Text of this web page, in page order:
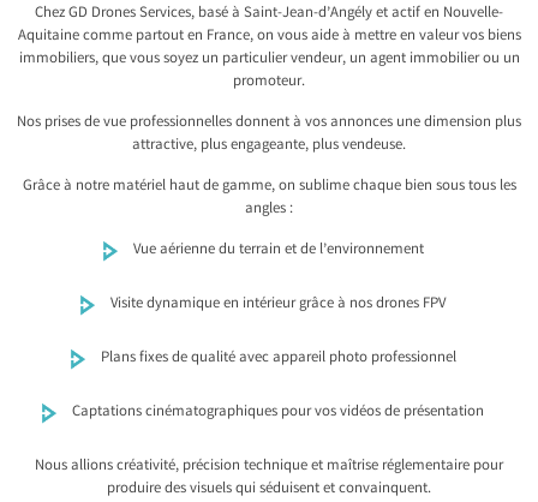
Chez GD Drones Services, basé à Saint-Jean-d’Angély et actif en Nouvelle-
Aquitaine comme partout en France, on vous aide à mettre en valeur vos biens
immobiliers, que vous soyez un particulier vendeur, un agent immobilier ou un
promoteur.
Nos prises de vue professionnelles donnent à vos annonces une dimension plus
attractive, plus engageante, plus vendeuse.
Grâce à notre matériel haut de gamme, on sublime chaque bien sous tous les
angles :
Vue aérienne du terrain et de l’environnement
Visite dynamique en intérieur grâce à nos drones FPV
Plans fixes de qualité avec appareil photo professionnel
Captations cinématographiques pour vos vidéos de présentation
Nous allions créativité, précision technique et maîtrise réglementaire pour
produire des visuels qui séduisent et convainquent.